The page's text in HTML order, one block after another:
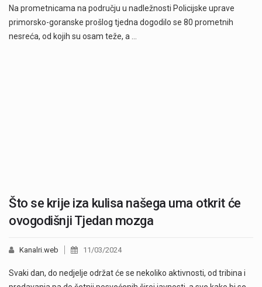
Na prometnicama na području u nadležnosti Policijske uprave
primorsko-goranske prošlog tjedna dogodilo se 80 prometnih
nesreća, od kojih su osam teže, a …
Što se krije iza kulisa našega uma otkrit će
ovogodišnji Tjedan mozga
Kanalri.web 11/03/2024
Svaki dan, do nedjelje održat će se nekoliko aktivnosti, od tribina i